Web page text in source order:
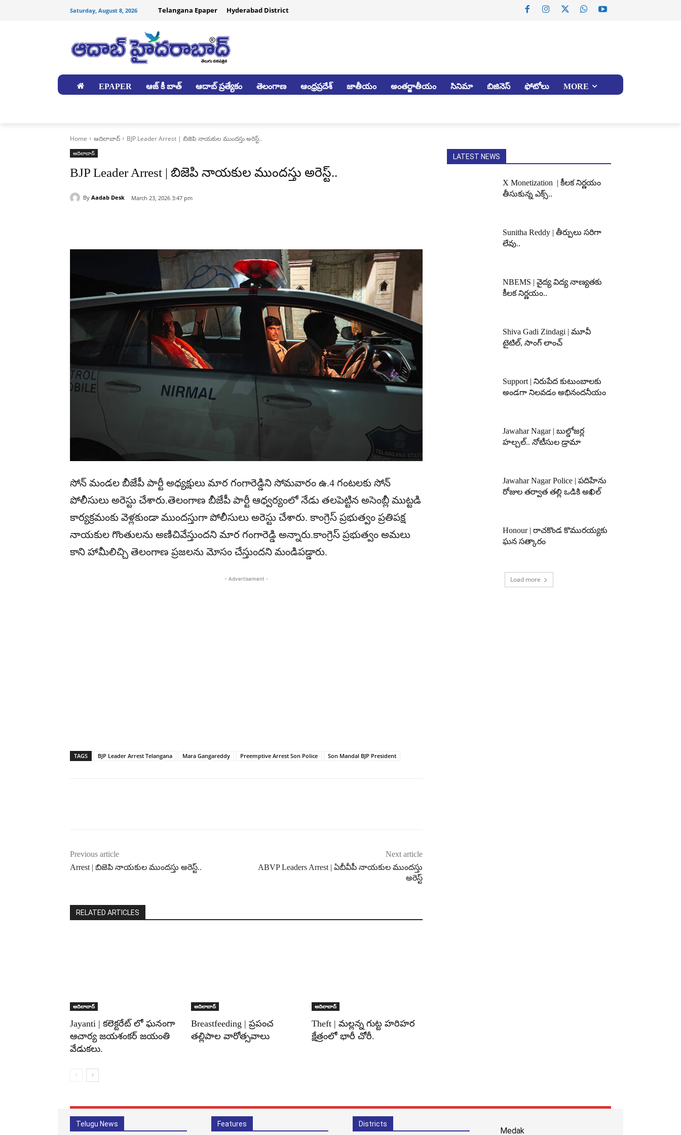
Saturday, August 8, 2026 Telangana Epaper Hyderabad District
EPAPER ఆజ్ కీ బాత్ ఆదాబ్ ప్రత్యేకం తెలంగాణ ఆంధ్రప్రదేశ్ జాతీయం అంతర్జాతీయం సినిమా బిజినెస్ ఫోటోలు MORE
Home ఆదిలాబాద్ BJP Leader Arrest | బిజెపి నాయకుల ముందస్తు అరెస్ట్..
ఆదిలాబాద్
BJP Leader Arrest | బిజెపి నాయకుల ముందస్తు అరెస్ట్..
By Aadab Desk March 23, 2026 3:47 pm
సోన్ మండల బీజేపీ పార్టీ అధ్యక్షులు మార గంగారెడ్డిని సోమవారం ఉ.4 గంటలకు సోన్
పోలీసులు అరెస్టు చేశారు.తెలంగాణ బీజేపీ పార్టీ ఆధ్వర్యంలో నేడు తలపెట్టిన అసెంబ్లీ ముట్టడి
కార్యక్రమంకు వెళ్లకుండా ముందస్తుగా పోలీసులు అరెస్టు చేశారు. కాంగ్రెస్ ప్రభుత్వం ప్రతిపక్ష
నాయకుల గొంతులను అణిచివేస్తుందని మార గంగారెడ్డి అన్నారు.కాంగ్రెస్ ప్రభుత్వం అమలు
కాని హామీలిచ్చి తెలంగాణ ప్రజలను మోసం చేస్తుందని మండిపడ్డారు.
- Advertisement -
TAGS BJP Leader Arrest Telangana Mara Gangareddy Preemptive Arrest Son Police Son Mandal BJP President
Previous article
Arrest | బిజెపి నాయకుల ముందస్తు అరెస్ట్..
Next article
ABVP Leaders Arrest | ఏబీవీపీ నాయకుల ముందస్తు
అరెస్ట్
RELATED ARTICLES
ఆదిలాబాద్
Jayanti | కలెక్టరేట్ లో ఘనంగా
ఆచార్య జయశంకర్ జయంతి
వేడుకలు.
ఆదిలాబాద్
Breastfeeding | ప్రపంచ
తల్లిపాల వారోత్సవాలు
ఆదిలాబాద్
Theft | మల్లన్న గుట్ట హరిహర
క్షేత్రంలో భారీ చోరీ.
LATEST NEWS
X Monetization | కీలక నిర్ణయం
తీసుకున్న ఎక్స్..
Sunitha Reddy | తీర్పులు సరిగా
లేవు..
NBEMS | వైద్య విద్య నాణ్యతకు
కీలక నిర్ణయం..
Shiva Gadi Zindagi | మూవీ
టైటిల్, సాంగ్ లాంచ్
Support | నిరుపేద కుటుంబాలకు
అండగా నిలవడం అభినందనీయం
Jawahar Nagar | బుల్డోజర్ల
హల్చల్.. నోటీసుల డ్రామా
Jawahar Nagar Police | పదిహేను
రోజుల తర్వాత తల్లి ఒడికి అఖిల్
Honour | రాచకొండ కొమురయ్యకు
ఘన సత్కారం
Load more
Telugu News Features Districts
Medak